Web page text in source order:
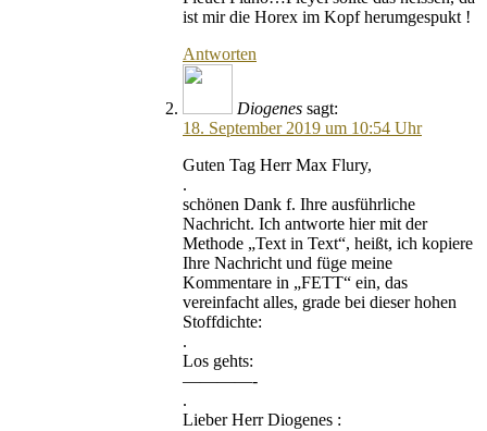
ist mir die Horex im Kopf herumgespukt !
Antworten
Diogenes sagt:
18. September 2019 um 10:54 Uhr
Guten Tag Herr Max Flury,
.
schönen Dank f. Ihre ausführliche
Nachricht. Ich antworte hier mit der
Methode „Text in Text“, heißt, ich kopiere
Ihre Nachricht und füge meine
Kommentare in „FETT“ ein, das
vereinfacht alles, grade bei dieser hohen
Stoffdichte:
.
Los gehts:
————-
.
Lieber Herr Diogenes :